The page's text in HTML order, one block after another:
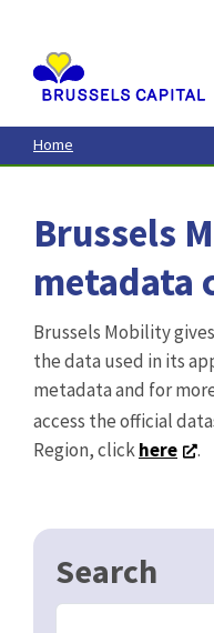
contenu
principal
Home
Brussels
metadata
Brussels Mobility
the data used in its
metadata and for
access the official
Region, clickhere .
Search